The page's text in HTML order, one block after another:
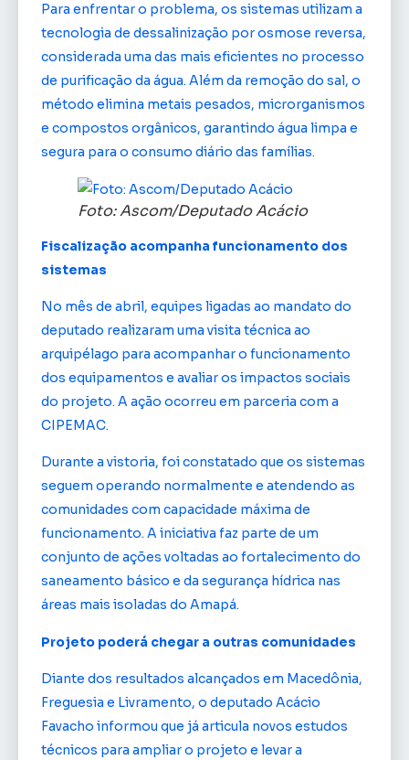
Para enfrentar o problema, os sistemas utilizam a
tecnologia de dessalinização por osmose reversa,
considerada uma das mais eficientes no processo
de purificação da água. Além da remoção do sal, o
método elimina metais pesados, microrganismos
e compostos orgânicos, garantindo água limpa e
segura para o consumo diário das famílias.
Foto: Ascom/Deputado Acácio
Fiscalização acompanha funcionamento dos
sistemas
No mês de abril, equipes ligadas ao mandato do
deputado realizaram uma visita técnica ao
arquipélago para acompanhar o funcionamento
dos equipamentos e avaliar os impactos sociais
do projeto. A ação ocorreu em parceria com a
CIPEMAC.
Durante a vistoria, foi constatado que os sistemas
seguem operando normalmente e atendendo as
comunidades com capacidade máxima de
funcionamento. A iniciativa faz parte de um
conjunto de ações voltadas ao fortalecimento do
saneamento básico e da segurança hídrica nas
áreas mais isoladas do Amapá.
Projeto poderá chegar a outras comunidades
Diante dos resultados alcançados em Macedônia,
Freguesia e Livramento, o deputado Acácio
Favacho informou que já articula novos estudos
técnicos para ampliar o projeto e levar a